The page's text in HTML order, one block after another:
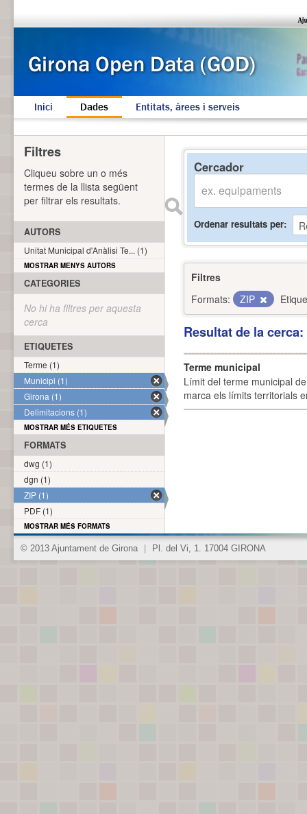
Inici Dades Entitats, àrees i serveis
Cercador
Ordenar resultats per
Filtres
Formats:
ZIP
Resultat de la
Terme municipal
Límit del terme municipal
marca els límits territorials
Filtres
Cliqueu sobre un o més
termes de la llista següent
per filtrar els resultats.
AUTORS
Unitat Municipal d'Anàlisi Te... (1)
MOSTRAR MENYS AUTORS
CATEGORIES
No hi ha filtres per aquesta
cerca
ETIQUETES
Terme (1)
Municipi (1)
Girona (1)
Delimitacions (1)
MOSTRAR MÉS ETIQUETES
FORMATS
dwg (1)
dgn (1)
ZIP (1)
PDF (1)
MOSTRAR MÉS FORMATS
© 2013 Ajuntament de Girona Pl. del Vi, 1. 17004 GIRONA